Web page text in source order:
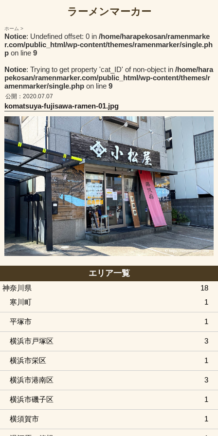
ラーメンマーカー
ホーム
Notice: Undefined offset: 0 in /home/harapekosan/ramenmarke
r.com/public_html/wp-content/themes/ramenmarker/single.ph
pon line 9
Notice: Trying to get property 'cat_ID' of non-object in /home/hara
pekosan/ramenmarker.com/public_html/wp-content/themes/r
amenmarker/single.phpon line 9
公開：2020.07.07
komatsuya-fujisawa-ramen-01.jpg
エリア一覧
神奈川県
18
寒川町
1
平塚市 1
横浜市戸塚区 3
横浜市栄区 1
横浜市港南区 3
横浜市磯子区 1
横須賀市 1